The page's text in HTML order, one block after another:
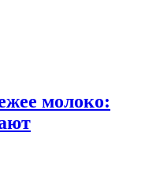
молоко: